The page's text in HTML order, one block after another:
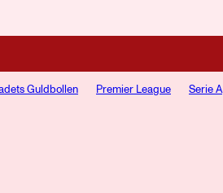
Guldbollen Premier League Serie A